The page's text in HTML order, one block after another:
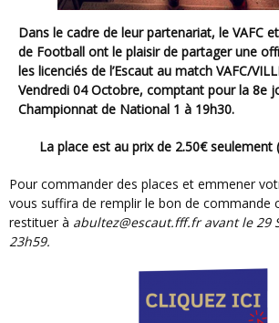
Dans le cadre de leur partenariat, le VAFC
de Football ont le plaisir de partager une
les licenciés de l’Escaut au match VAFC/
Vendredi 04 Octobre, comptant pour la 8e
Championnat de National 1 à 19h30.
La place est au prix de 2.50€ seulement
Pour commander des places et emmener votre club au Hainaut, il
vous suffira de remplir le bon de commande
restituer à abultez@escaut.fff.fr avant le 29
23h59.